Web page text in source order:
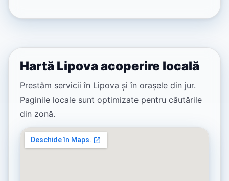
Hartă Lipova acoperire locală
Prestăm servicii în Lipova și în orașele din jur.
Paginile locale sunt optimizate pentru căutările
din zonă.